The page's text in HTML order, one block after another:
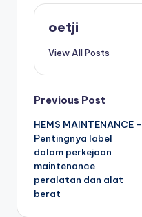
oetji
View All Posts
Post
navigation
Previous Post
HEMS MAINTENANCE –
Pentingnya label
dalam perkejaan
maintenance
peralatan dan alat
berat